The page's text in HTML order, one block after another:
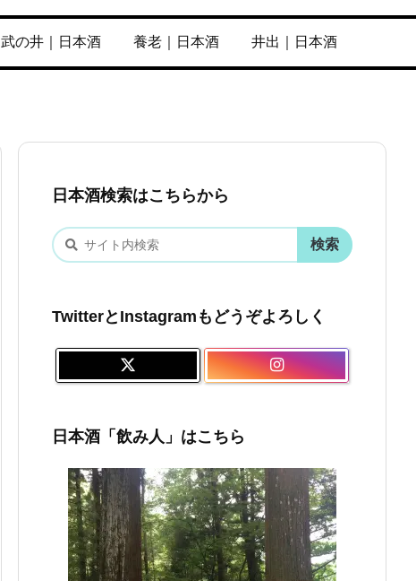
武の井｜日本酒 養老｜日本酒 井出｜日本酒
日本酒検索はこちらから
TwitterとInstagramもどうぞよろしく
日本酒「飲み人」はこちら